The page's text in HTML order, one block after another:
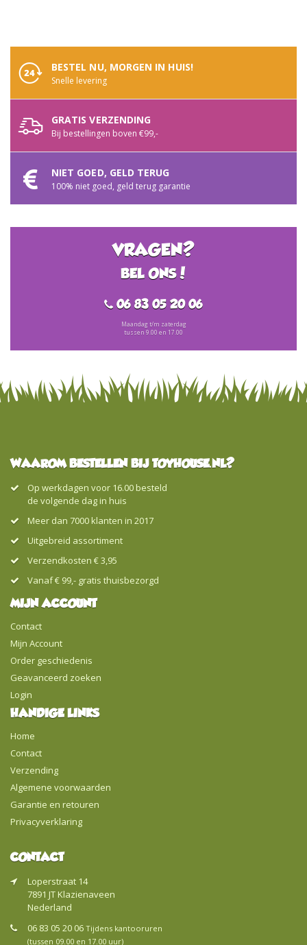
BESTEL NU, MORGEN IN HUIS!
Snelle levering
GRATIS VERZENDING
Bij bestellingen boven €99,-
NIET GOED, GELD TERUG
100% niet goed, geld terug garantie
VRAGEN?
BEL ONS!
06 83 05 20 06
Maandag t/m zaterdag
tussen 9.00 en 17.00
WAAROM BESTELLEN BIJ TOYHOUSE.NL?
Op werkdagen voor 16.00 besteld
de volgende dag in huis
Meer dan 7000 klanten in 2017
Uitgebreid assortiment
Verzendkosten € 3,95
Vanaf € 99,- gratis thuisbezorgd
MIJN ACCOUNT
Contact
Mijn Account
Order geschiedenis
Geavanceerd zoeken
Login
HANDIGE LINKS
Home
Contact
Verzending
Algemene voorwaarden
Garantie en retouren
Privacyverklaring
CONTACT
Loperstraat 14
7891 JT Klazienaveen
Nederland
06 83 05 20 06 Tijdens kantooruren
(tussen 09.00 en 17.00 uur)